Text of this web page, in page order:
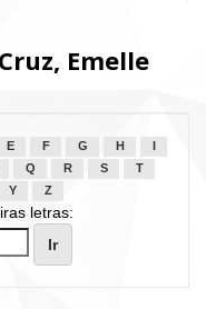
Emelle
E F G H
Q R S
T
Y Z
letras: